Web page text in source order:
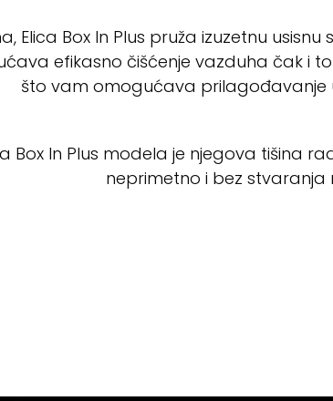
Box In Plus pruža izuzetnu
efikasno čišćenje vazduha čak i
što vam omogućava prilagođavanje
Box In Plus modela je njegova tišina
neprimetno i bez stvaranja